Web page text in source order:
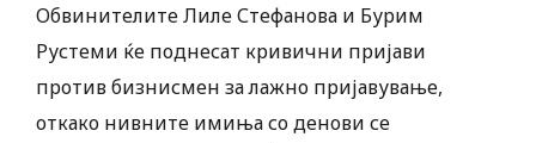
Обвинителите Лиле Стефанова и Бурим
Рустеми ќе поднесат кривични пријави
против бизнисмен за лажно пријавување,
откако нивните имиња со денови се